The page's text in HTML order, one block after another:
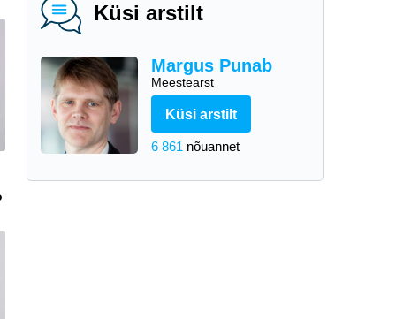
Küsi arstilt
Margus Punab
Meestearst
Küsi arstilt
6 861 nõuannet